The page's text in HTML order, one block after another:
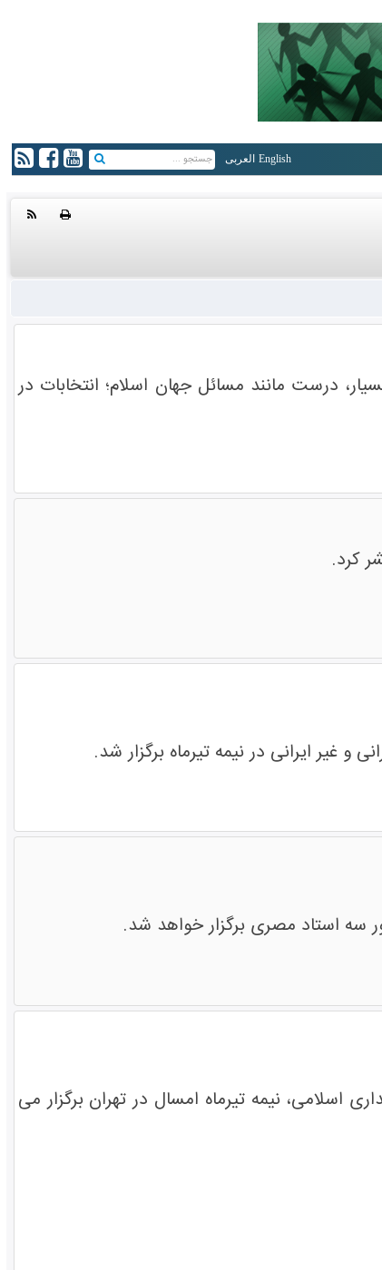
English العربی
درست مانند مسائل جهان اسلام؛ انتخابات در
کرد.
غیر ایرانی در نیمه تیرماه برگزار شد.
سه استاد مصری برگزار خواهد شد.
اسلامی، نیمه تیرماه امسال در تهران برگزار می